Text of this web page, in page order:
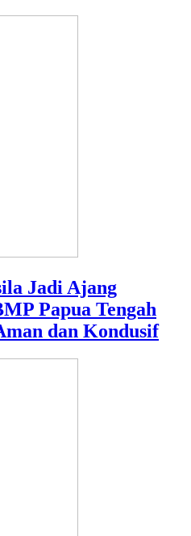
Jadi Ajang
Papua Tengah
dan Kondusif